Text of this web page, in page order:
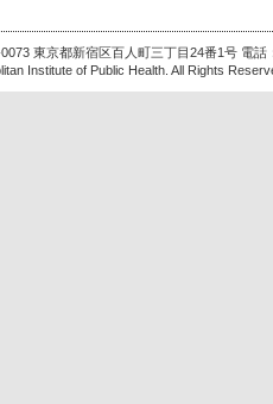
東京都新宿区百人町三丁目24番1号 電話
Institute of Public Health. All Rights